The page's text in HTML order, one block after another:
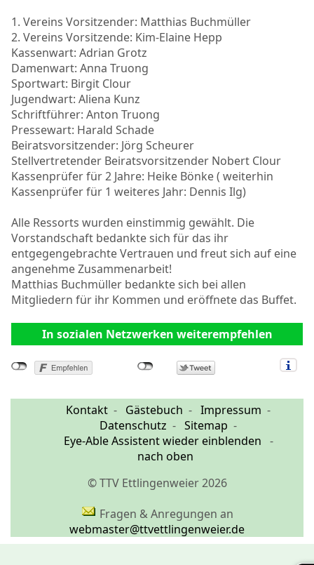
1. Vereins Vorsitzender: Matthias Buchmüller
2. Vereins Vorsitzende: Kim-Elaine Hepp
Kassenwart: Adrian Grotz
Damenwart: Anna Truong
Sportwart: Birgit Clour
Jugendwart: Aliena Kunz
Schriftführer: Anton Truong
Pressewart: Harald Schade
Beiratsvorsitzender: Jörg Scheurer
Stellvertretender Beiratsvorsitzender Nobert Clour
Kassenprüfer für 2 Jahre: Heike Bönke ( weiterhin
Kassenprüfer für 1 weiteres Jahr: Dennis Ilg)
Alle Ressorts wurden einstimmig gewählt. Die
Vorstandschaft bedankte sich für das ihr
entgegengebrachte Vertrauen und freut sich auf eine
angenehme Zusammenarbeit!
Matthias Buchmüller bedankte sich bei allen
Mitgliedern für ihr Kommen und eröffnete das Buffet.
In sozialen Netzwerken weiterempfehlen
Kontakt Gästebuch
Impressum
Datenschutz
Sitemap
Eye-Able Assistent wieder einblenden
nach oben
© TTV Ettlingenweier 2026
Fragen & Anregungen an
webmaster@ttvettlingenweier.de